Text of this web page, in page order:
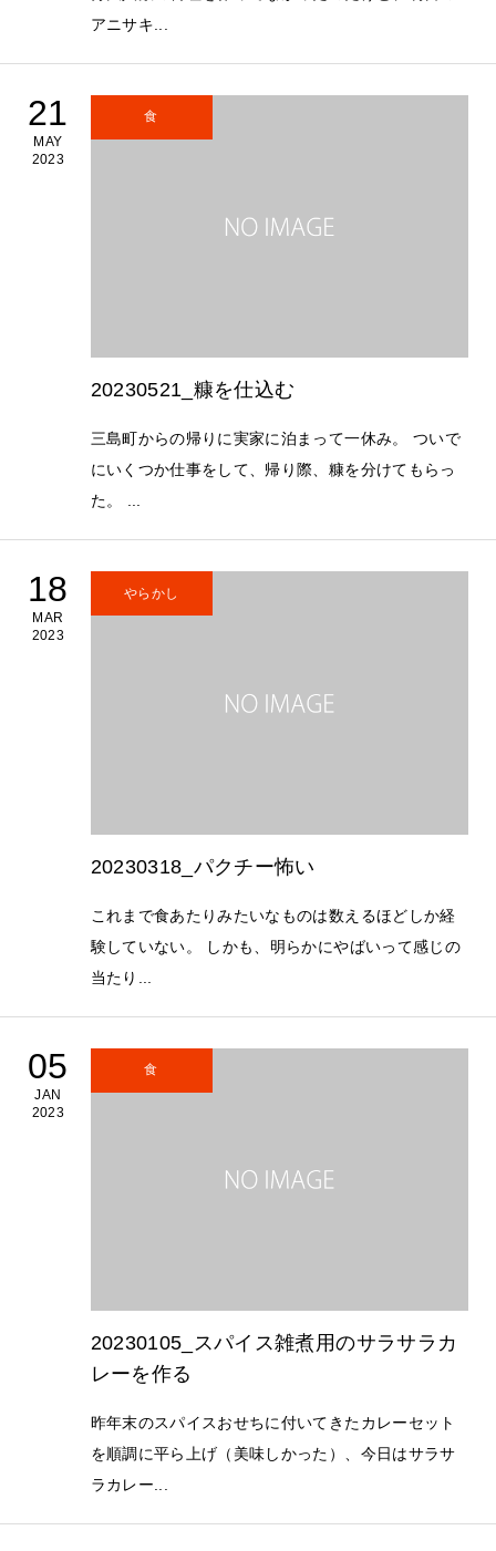
アニサキ...
21
MAY
2023
食
20230521_糠を仕込む
三島町からの帰りに実家に泊まって一休み。 ついで
にいくつか仕事をして、帰り際、糠を分けてもらっ
た。 ...
18
MAR
2023
やらかし
20230318_パクチー怖い
これまで食あたりみたいなものは数えるほどしか経
験していない。 しかも、明らかにやばいって感じの
当たり...
05
JAN
2023
食
20230105_スパイス雑煮用のサラサラカ
レーを作る
昨年末のスパイスおせちに付いてきたカレーセット
を順調に平ら上げ（美味しかった）、今日はサラサ
ラカレー...